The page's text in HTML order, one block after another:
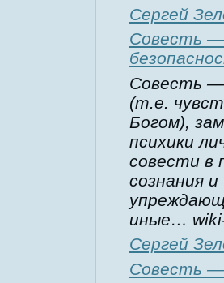
Сергей
Совесть —
Совесть —
(т.е.
Богом),
психики
совести в
сознания
иные…
Сергей
Совесть —